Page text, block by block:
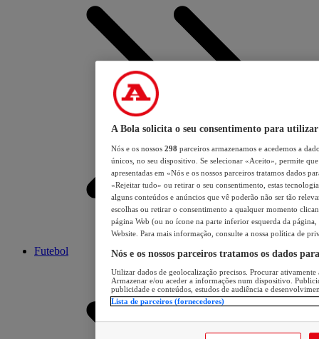
Futebol
A Bola solicita o seu consentimento para utilizar
Nós e os nossos 298 parceiros armazenamos e acedemos a
únicos, no seu dispositivo. Se selecionar «Aceito», permite
apresentadas em «Nós e os nossos parceiros tratamos dados
«Rejeitar tudo» ou retirar o seu consentimento, estas
alguns conteúdos e anúncios que vê poderão não ser tão
escolhas ou retirar o consentimento a qualquer momento
página Web (ou no ícone na parte inferior esquerda da página,
Website. Para mais informação, consulte a nossa política de
Nós e os nossos parceiros tratamos os dados
Utilizar dados de geolocalização precisos. Procurar
Armazenar e/ou aceder a informações num dispositivo.
publicidade e conteúdos, estudos de audiência e
Lista de parceiros (fornecedores)